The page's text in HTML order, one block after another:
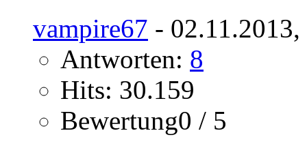
vampire67 -
Antworten: 8
Hits: 30.159
Bewertung0 / 5